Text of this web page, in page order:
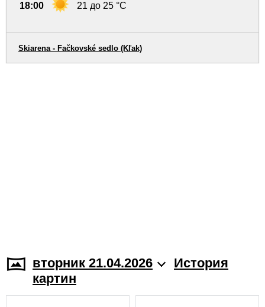
18:00 21 до 25 °C
Skiarena - Fačkovské sedlo (Kľak)
вторник 21.04.2026
История
картин